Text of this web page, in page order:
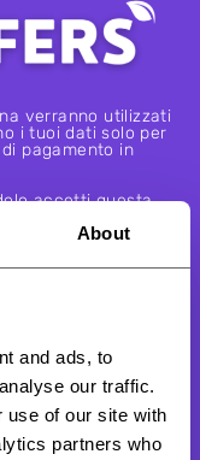
About
and ads, to
our traffic.
use of our site with
partners who
verranno utilizzati
i tuoi dati solo per
pagamento in
accetti questa
Reserved
i pagamenti con